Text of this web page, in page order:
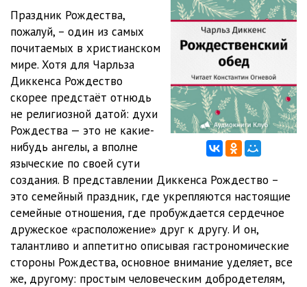
Праздник Рождества,
пожалуй, – один из самых
почитаемых в христианском
мире. Хотя для Чарльза
Диккенса Рождество
скорее предстаёт отнюдь
не религиозной датой: духи
Рождества — это не какие-
нибудь ангелы, а вполне
языческие по своей сути
создания. В представлении Диккенса Рождество –
это семейный праздник, где укрепляются настоящие
семейные отношения, где пробуждается сердечное
дружеское «расположение» друг к другу. И он,
талантливо и аппетитно описывая гастрономические
стороны Рождества, основное внимание уделяет, все
же, другому: простым человеческим добродетелям,